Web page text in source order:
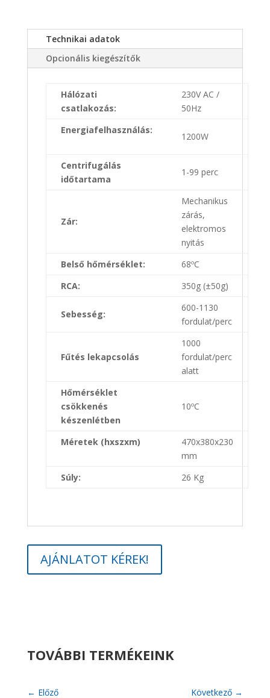
Technikai adatok
Opcionális kiegészítők
Hálózati
csatlakozás:
230V AC /
50Hz
Energiafelhasználás:
1200W
Centrifugálás
időtartama
1-99 perc
Zár:
Mechanikus
zárás,
elektromos
nyitás
Belső hőmérséklet:
68ºC
RCA:
350g (±50g)
Sebesség:
600-1130
fordulat/perc
Fűtés lekapcsolás
1000
fordulat/perc
alatt
Hőmérséklet
csökkenés
készenlétben
10ºC
Méretek (hxszxm)
470x380x230
mm
Súly:
26 Kg
AJÁNLATOT KÉREK!
TOVÁBBI TERMÉKEINK
← Előző Következő →